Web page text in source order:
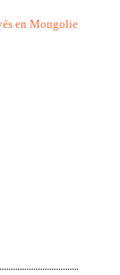
en Mongolie